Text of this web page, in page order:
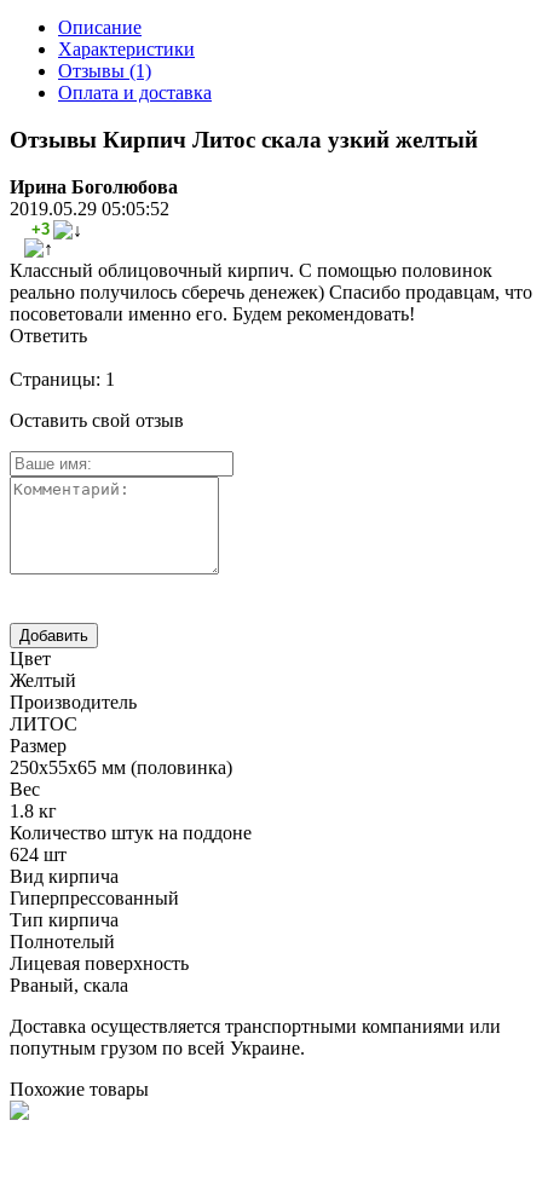
Описание
Характеристики
Отзывы (1)
Оплата и доставка
Отзывы Кирпич Литос скала узкий желтый
Ирина Боголюбова
2019.05.29 05:05:52
+3
Классный облицовочный кирпич. С помощью половинок
реально получилось сберечь денежек) Спасибо продавцам, что
посоветовали именно его. Будем рекомендовать!
Ответить
Страницы: 1
Оставить свой отзыв
Цвет
Желтый
Производитель
ЛИТОС
Размер
250х55х65 мм (половинка)
Вес
1.8 кг
Количество штук на поддоне
624 шт
Вид кирпича
Гиперпрессованный
Тип кирпича
Полнотелый
Лицевая поверхность
Рваный, скала
Доставка осуществляется транспортными компаниями или
попутным грузом по всей Украине.
Похожие товары